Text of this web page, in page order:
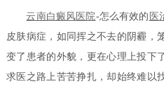
云南白癜风医院-怎么有效的 医
皮肤病症，如同挥之不去的阴霾，
变了患者的外貌，更在心理上投下
求医之路上苦苦挣扎，却始终难以